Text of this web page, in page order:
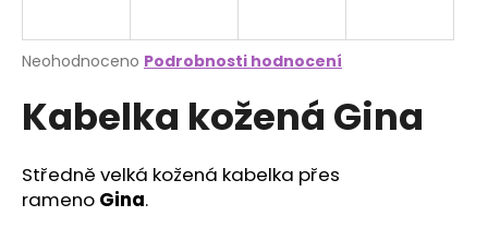
Průměrné
produktu
je
z
5
hvězdiček.
Neohodnoceno Podrobnosti hodnocení
Kabelka kožená Gina
Středně velká kožená kabelka přes
rameno Gina.
j
t
?